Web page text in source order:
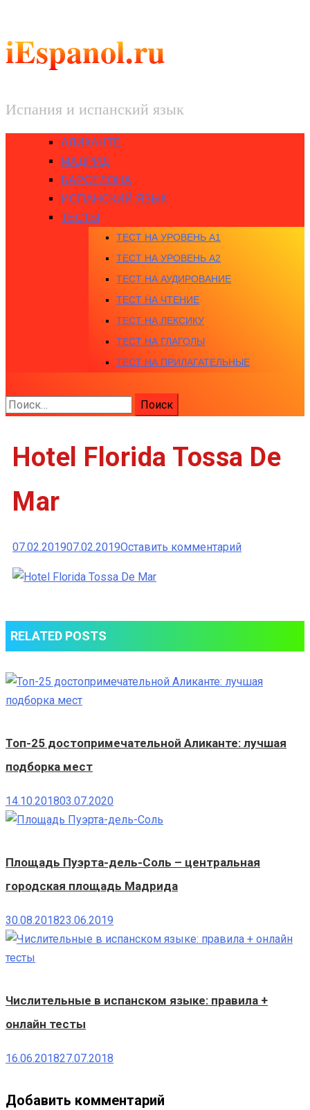
iEspanol.ru
Испания и испанский язык
АЛИКАНТЕ
МАДРИД
БАРСЕЛОНА
ИСПАНСКИЙ ЯЗЫК
ТЕСТЫ
ТЕСТ НА УРОВЕНЬ A1
ТЕСТ НА УРОВЕНЬ A2
ТЕСТ НА АУДИРОВАНИЕ
ТЕСТ НА ЧТЕНИЕ
ТЕСТ НА ЛЕКСИКУ
ТЕСТ НА ГЛАГОЛЫ
ТЕСТ НА ПРИЛАГАТЕЛЬНЫЕ
Найти:
Hotel Florida Tossa De
Mar
07.02.201907.02.2019Оставить комментарийк
De
RELATED POSTS
Топ-25 достопримечательной Аликанте: лучшая
подборка мест
14.10.201803.07.2020
Площадь Пуэрта-дель-Соль – центральная
городская площадь Мадрида
30.08.201823.06.2019
Числительные в испанском языке: правила +
онлайн тесты
16.06.201827.07.2018
Добавить комментарий